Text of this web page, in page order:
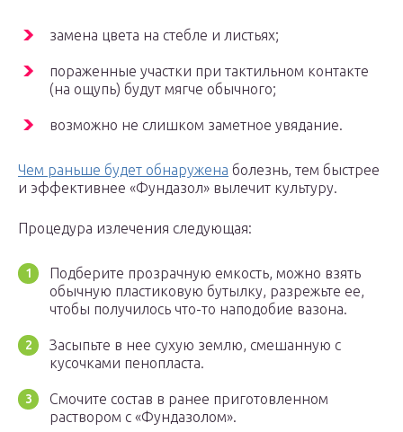
замена цвета на стебле и листьях;
пораженные участки при тактильном контакте
(на ощупь) будут мягче обычного;
возможно не слишком заметное увядание.
Чем раньше будет обнаружена болезнь, тем быстрее
и эффективнее «Фундазол» вылечит культуру.
Процедура излечения следующая:
Подберите прозрачную емкость, можно взять
обычную пластиковую бутылку, разрежьте ее,
чтобы получилось что-то наподобие вазона.
Засыпьте в нее сухую землю, смешанную с
кусочками пенопласта.
Смочите состав в ранее приготовленном
раствором с «Фундазолом».